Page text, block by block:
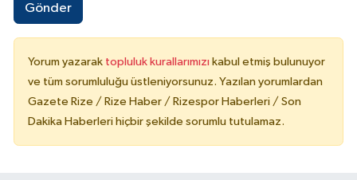
Gönder
Yorum yazarak topluluk kurallarımızı kabul etmiş bulunuyor
ve tüm sorumluluğu üstleniyorsunuz. Yazılan yorumlardan
Gazete Rize / Rize Haber / Rizespor Haberleri / Son
Dakika Haberleri hiçbir şekilde sorumlu tutulamaz.